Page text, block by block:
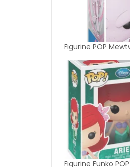
Figurine POP
Figurine Funko